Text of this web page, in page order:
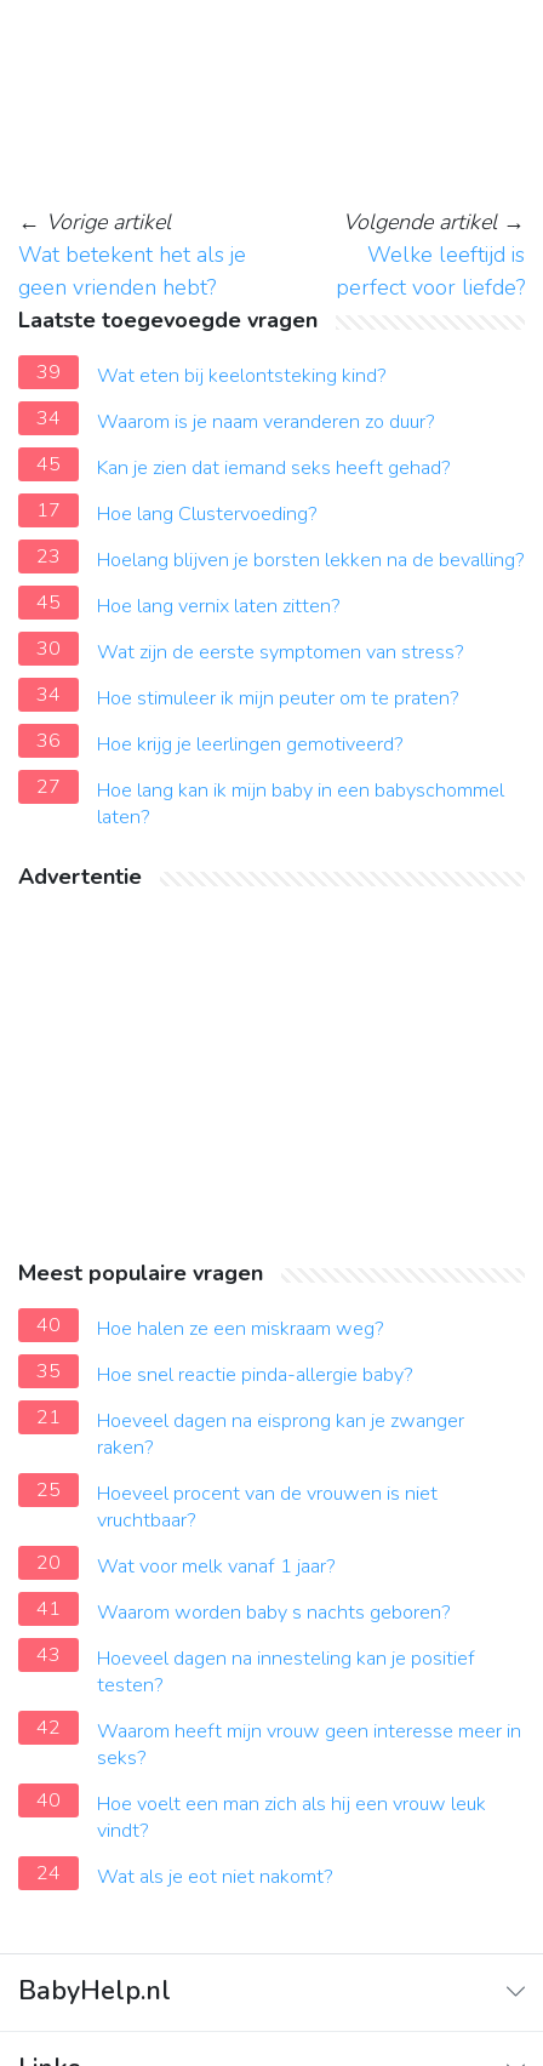
← Vorige artikel
Wat betekent het als je
geen vrienden hebt?
Volgende artikel→
Welke leeftijd is
perfect voor liefde?
Laatste toegevoegde vragen
39
Wat eten bij keelontsteking kind?
34
Waarom is je naam veranderen zo duur?
45
Kan je zien dat iemand seks heeft gehad?
17
Hoe lang Clustervoeding?
23
Hoelang blijven je borsten lekken na de bevalling?
45
Hoe lang vernix laten zitten?
30
Wat zijn de eerste symptomen van stress?
34
Hoe stimuleer ik mijn peuter om te praten?
36
Hoe krijg je leerlingen gemotiveerd?
27
Hoe lang kan ik mijn baby in een babyschommel
laten?
Advertentie
Meest populaire vragen
40
Hoe halen ze een miskraam weg?
35
Hoe snel reactie pinda-allergie baby?
21
Hoeveel dagen na eisprong kan je zwanger
raken?
25
Hoeveel procent van de vrouwen is niet
vruchtbaar?
20
Wat voor melk vanaf 1 jaar?
41
Waarom worden baby s nachts geboren?
43
Hoeveel dagen na innesteling kan je positief
testen?
42
Waarom heeft mijn vrouw geen interesse meer in
seks?
40
Hoe voelt een man zich als hij een vrouw leuk
vindt?
24
Wat als je eot niet nakomt?
BabyHelp.nl